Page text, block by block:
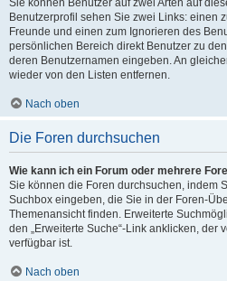
Sie können Benutzer auf zwei Arten auf
Benutzerprofil sehen Sie zwei Links: einen
Freunde und einen zum Ignorieren des
persönlichen Bereich direkt Benutzer zu
deren Benutzernamen eingeben. An
wieder von den Listen entfernen.
Nach oben
Die Foren durchsuchen
Wie kann ich ein Forum oder mehrere
Sie können die Foren durchsuchen, indem
Suchbox eingeben, die Sie in der Foren-
Themenansicht finden. Erweiterte
den „Erweiterte Suche“-Link anklicken, der
verfügbar ist.
Nach oben